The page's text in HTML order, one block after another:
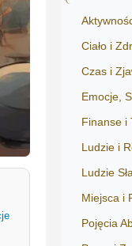
Ciało i
Czas i
Emocje,
Finanse i
Ludzie i
Ludzie
Miejsca i
Pojęcia